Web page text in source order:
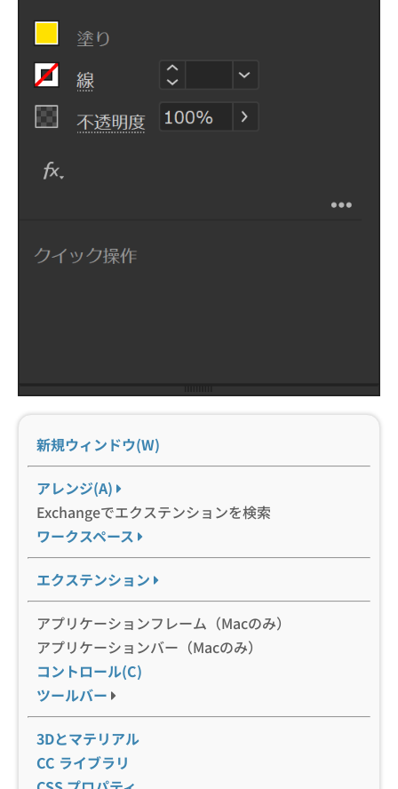
新規ウィンドウ(W)
アレンジ(A)
Exchangeでエクステンションを検索
ワークスペース
エクステンション
アプリケーションフレーム（Macのみ）
アプリケーションバー（Macのみ）
コントロール(C)
ツールバー
3Dとマテリアル
CC ライブラリ